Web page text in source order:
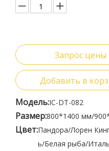
Запрос цены
Добавить в
Модель:IC-DT-082
Размер:800*1400 мм/
Цвет:Пандора/Лорен
ь/Белая рыба/